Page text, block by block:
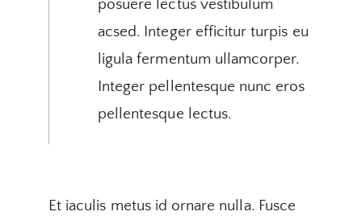
posuere lectus vestibulum
acsed. Integer efficitur turpis eu
ligula fermentum ullamcorper.
Integer pellentesque nunc eros
pellentesque lectus.
Et iaculis metus id ornare nulla. Fusce